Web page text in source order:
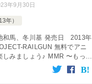
年9月30日
年）
馬、冬川基 発売日 2013年
RAILGUN 無料でアニ
しみましょう♪ MMR 〜もっと
電磁砲〜 とあるシリーズop集
) とあるシリーズED集(完全版)